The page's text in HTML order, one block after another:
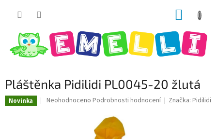
Pláštěnka Pidilidi PL0045-20 žlutá
Novinka
Průměrné
Neohodnoceno Podrobnosti hodnocení Značka:Pidilidi